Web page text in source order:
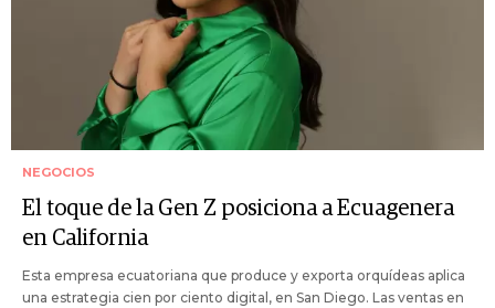
NEGOCIOS
El toque de la Gen Z posiciona a Ecuagenera
en California
Esta empresa ecuatoriana que produce y exporta orquídeas aplica
una estrategia cien por ciento digital, en San Diego. Las ventas en